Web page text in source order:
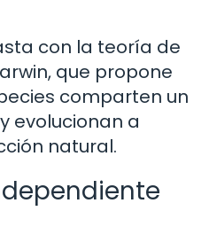
con la teoría de
que propone
comparten un
evolucionan a
natural.